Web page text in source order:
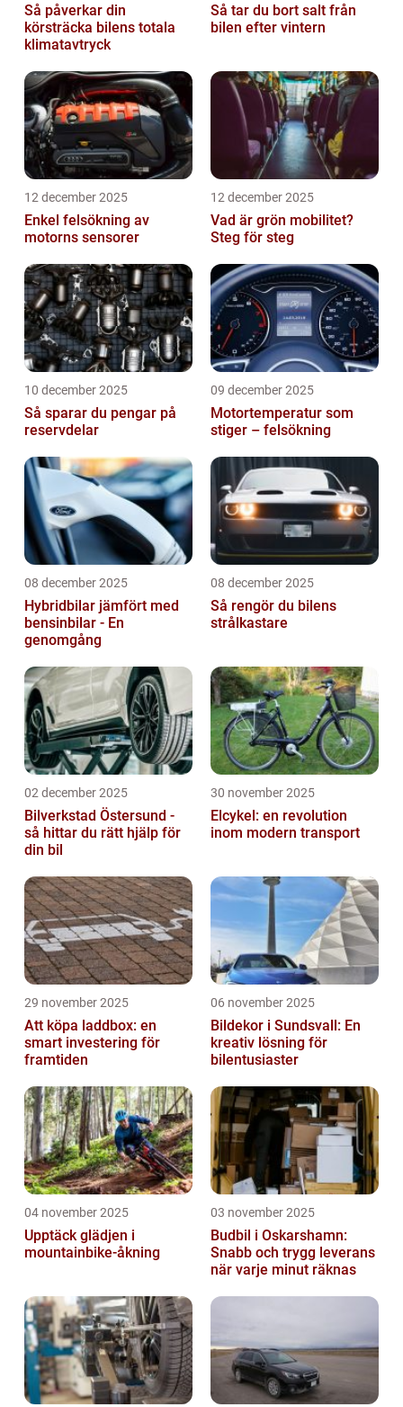
Så påverkar din
körsträcka bilens totala
klimatavtryck
Så tar du bort salt från
bilen efter vintern
12 december 2025
Enkel felsökning av
motorns sensorer
12 december 2025
Vad är grön mobilitet?
Steg för steg
10 december 2025
Så sparar du pengar på
reservdelar
09 december 2025
Motortemperatur som
stiger – felsökning
08 december 2025
Hybridbilar jämfört med
bensinbilar - En
genomgång
08 december 2025
Så rengör du bilens
strålkastare
02 december 2025
Bilverkstad Östersund -
så hittar du rätt hjälp för
din bil
30 november 2025
Elcykel: en revolution
inom modern transport
29 november 2025
Att köpa laddbox: en
smart investering för
framtiden
06 november 2025
Bildekor i Sundsvall: En
kreativ lösning för
bilentusiaster
04 november 2025
Upptäck glädjen i
mountainbike-åkning
03 november 2025
Budbil i Oskarshamn:
Snabb och trygg leverans
när varje minut räknas